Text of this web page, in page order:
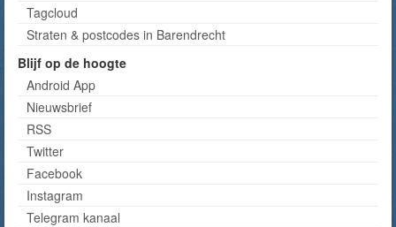
Tagcloud
Straten & postcodes in Barendrecht
Blijf op de hoogte
Android App
Nieuwsbrief
RSS
Twitter
Facebook
Instagram
Telegram kanaal